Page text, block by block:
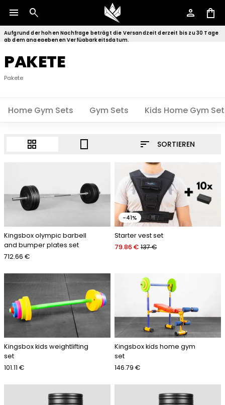
menu search person shopping_bag
Aufgrund der hohen Nachfrage beträgt die Versandzeit derzeit bis zu 30 Tage
ab dem angegebenen Verfügbarkeitsdatum.
PAKETE
Pakete
Home Gym Sets Gym Sets Kids Home Gym
grid_view crop_portrait sort SORTIEREN
Kingsbox olympic barbell
and bumper plates set
712.66 €
-41%
Starter vest set
79.86 € 137 €
Kingsbox kids weightlifting
set
101.11 €
Kingsbox kids home gym
set
146.79 €